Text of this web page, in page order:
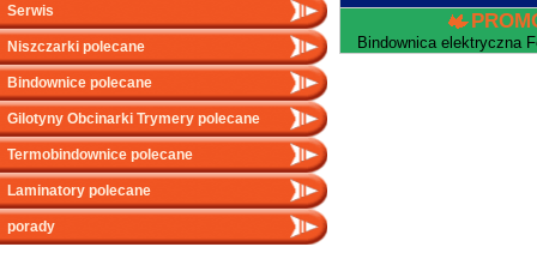
Serwis
Niszczarki polecane
Bindownice polecane
Gilotyny Obcinarki Trymery polecane
Termobindownice polecane
Laminatory polecane
porady
Bindownica elektryczna